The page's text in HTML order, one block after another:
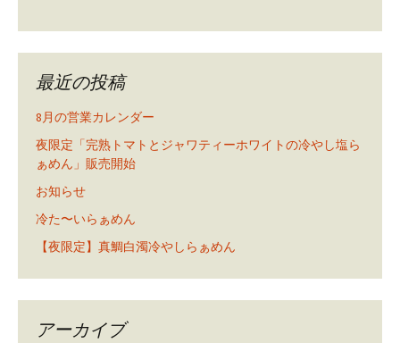
最近の投稿
8月の営業カレンダー
夜限定「完熟トマトとジャワティーホワイトの冷やし塩ら
ぁめん」販売開始
お知らせ
冷た〜いらぁめん
【夜限定】真鯛白濁冷やしらぁめん
アーカイブ